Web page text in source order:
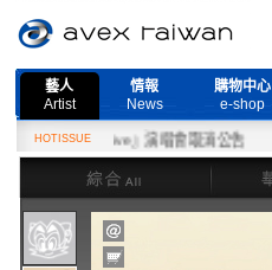
藝人
Artist
情報
News
購物中心
e-shop
HOTISSUE
Live』演唱會取消公告
綜合